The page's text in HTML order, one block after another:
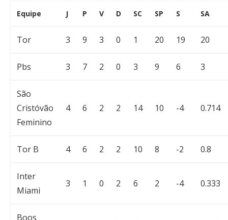
Equipe J P V D SC SP S SA
Tor 3 9 3 0 1 20 19 20
Pbs 3 7 2 0 3 9 6 3
São
Cristóvão
Feminino
4 6 2 2 14 10 -4 0.714
Tor B 4 6 2 2 10 8 -2 0.8
Inter
Miami
3 1 0 2 6 2 -4 0.333
Boos